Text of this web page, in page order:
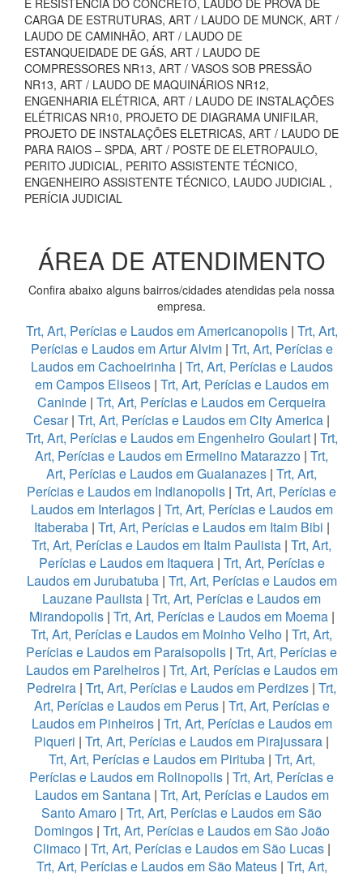
E RESISTÊNCIA DO CONCRETO, LAUDO DE PROVA DE
CARGA DE ESTRUTURAS, ART / LAUDO DE MUNCK, ART /
LAUDO DE CAMINHÃO, ART / LAUDO DE
ESTANQUEIDADE DE GÁS, ART / LAUDO DE
COMPRESSORES NR13, ART / VASOS SOB PRESSÃO
NR13, ART / LAUDO DE MAQUINÁRIOS NR12,
ENGENHARIA ELÉTRICA, ART / LAUDO DE INSTALAÇÕES
ELÉTRICAS NR10, PROJETO DE DIAGRAMA UNIFILAR,
PROJETO DE INSTALAÇÕES ELETRICAS, ART / LAUDO DE
PARA RAIOS – SPDA, ART / POSTE DE ELETROPAULO,
PERITO JUDICIAL, PERITO ASSISTENTE TÉCNICO,
ENGENHEIRO ASSISTENTE TÉCNICO, LAUDO JUDICIAL ,
PERÍCIA JUDICIAL
ÁREA DE ATENDIMENTO
Confira abaixo alguns bairros/cidades atendidas pela nossa
empresa.
Trt, Art, Perícias e Laudos em Americanopolis | Trt, Art,
Perícias e Laudos em Artur Alvim | Trt, Art, Perícias e
Laudos em Cachoeirinha| Trt, Art, Perícias e Laudos
em Campos Eliseos | Trt, Art, Perícias e Laudos em
Caninde | Trt, Art, Perícias e Laudos em Cerqueira
Cesar| Trt, Art, Perícias e Laudos em City America |
Trt, Art, Perícias e Laudos em Engenheiro Goulart | Trt,
Art, Perícias e Laudos em Ermelino Matarazzo | Trt,
Art, Perícias e Laudos em Guaianazes | Trt, Art,
Perícias e Laudos em Indianopolis | Trt, Art, Perícias e
Laudos em Interlagos| Trt, Art, Perícias e Laudos em
Itaberaba| Trt, Art, Perícias e Laudos em Itaim Bibi |
Trt, Art, Perícias e Laudos em Itaim Paulista | Trt, Art,
Perícias e Laudos em Itaquera| Trt, Art, Perícias e
Laudos em Jurubatuba| Trt, Art, Perícias e Laudos em
Lauzane Paulista | Trt, Art, Perícias e Laudos em
Mirandopolis| Trt, Art, Perícias e Laudos em Moema|
Trt, Art, Perícias e Laudos em Moinho Velho | Trt, Art,
Perícias e Laudos em Paraisopolis | Trt, Art, Perícias e
Laudos em Parelheiros| Trt, Art, Perícias e Laudos em
Pedreira | Trt, Art, Perícias e Laudos em Perdizes | Trt,
Art, Perícias e Laudos em Perus| Trt, Art, Perícias e
Laudos em Pinheiros| Trt, Art, Perícias e Laudos em
Piqueri | Trt, Art, Perícias e Laudos em Pirajussara |
Trt, Art, Perícias e Laudos em Pirituba| Trt, Art,
Perícias e Laudos em Rolinopolis | Trt, Art, Perícias e
Laudos em Santana| Trt, Art, Perícias e Laudos em
Santo Amaro | Trt, Art, Perícias e Laudos em São
Domingos| Trt, Art, Perícias e Laudos em São João
Climaco| Trt, Art, Perícias e Laudos em São Lucas|
Trt, Art, Perícias e Laudos em São Mateus | Trt, Art,